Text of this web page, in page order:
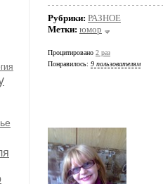
Рубрики: РАЗНОЕ
Метки: юмор
Процитировано 2 раз
Понравилось: 9 пользователям